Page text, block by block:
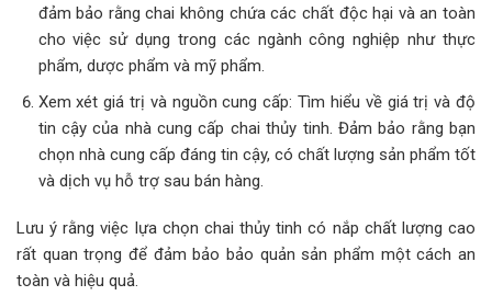
đảm bảo rằng chai không chứa các chất độc hại và an toàn
cho việc sử dụng trong các ngành công nghiệp như thực
phẩm, dược phẩm và mỹ phẩm.
Xem xét giá trị và nguồn cung cấp: Tìm hiểu về giá trị và độ
tin cậy của nhà cung cấp chai thủy tinh. Đảm bảo rằng bạn
chọn nhà cung cấp đáng tin cậy, có chất lượng sản phẩm tốt
và dịch vụ hỗ trợ sau bán hàng.
Lưu ý rằng việc lựa chọn chai thủy tinh có nắp chất lượng cao
rất quan trọng để đảm bảo bảo quản sản phẩm một cách an
toàn và hiệu quả.